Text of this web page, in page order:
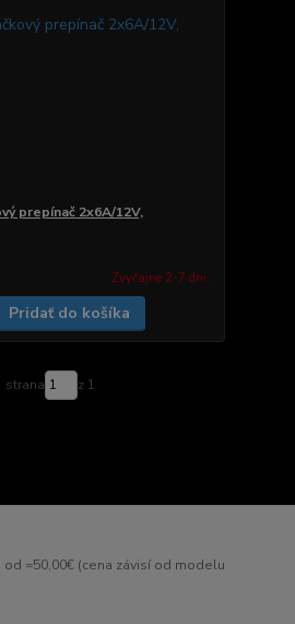
prepínač 2x6A/12V,
Zvyčajne 2-7 dni.
Pridať do košíka
strana z 1
od =50,00€ (cena závisí od modelu